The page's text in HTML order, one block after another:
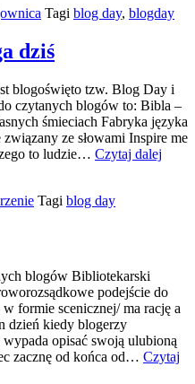
Tagi blog day, blogday
dziś
blogoświęto tzw. Blog Day i
czytanych blogów to: Bibla –
śmieciach Fabryka języka
ze słowami Inspire me
to ludzie… Czytaj dalej
Tagi blog day
blogów Bibliotekarski
podejście do
formie scenicznej/ ma rację a
dzień kiedy blogerzy
opisać swoją ulubioną
zacznę od końca od… Czytaj